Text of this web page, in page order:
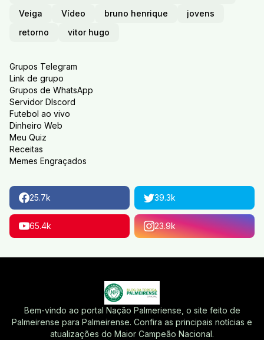
Veiga
Vídeo bruno henrique
jovens
retorno
vitor hugo
Grupos Telegram
Link de grupo
Grupos de WhatsApp
Servidor DIscord
Futebol ao vivo
Dinheiro Web
Meu Quiz
Receitas
Memes Engraçados
25.7k 39.3k
65.4k 23.9k
Bem-vindo ao portal Nação Palmeriense, o site feito de
Palmeirense para Palmeirense. Confira as principais notícias e
atualizações do Maior Campeão Nacional.